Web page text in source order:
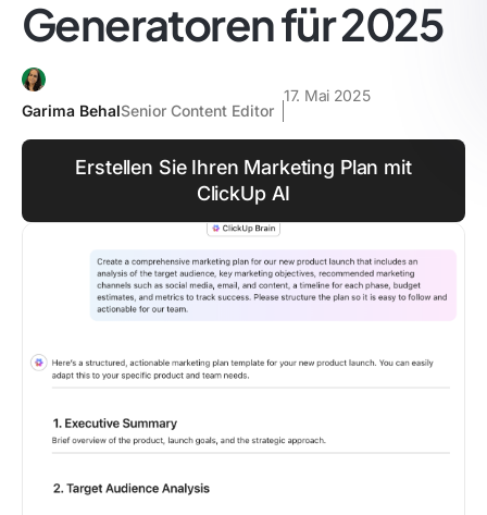
Generatoren für 2025
Garima BehalSenior Content Editor
17. Mai 2025
Erstellen Sie Ihren Marketing Plan mit
ClickUp AI